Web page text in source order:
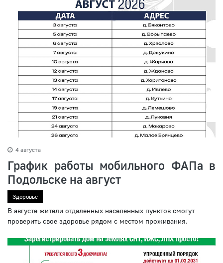
4 августа
График работы мобильного ФАПа в
Подольске на август
Здоровье
В августе жители отдаленных населенных пунктов смогут
проверить свое здоровье рядом с местом проживания.